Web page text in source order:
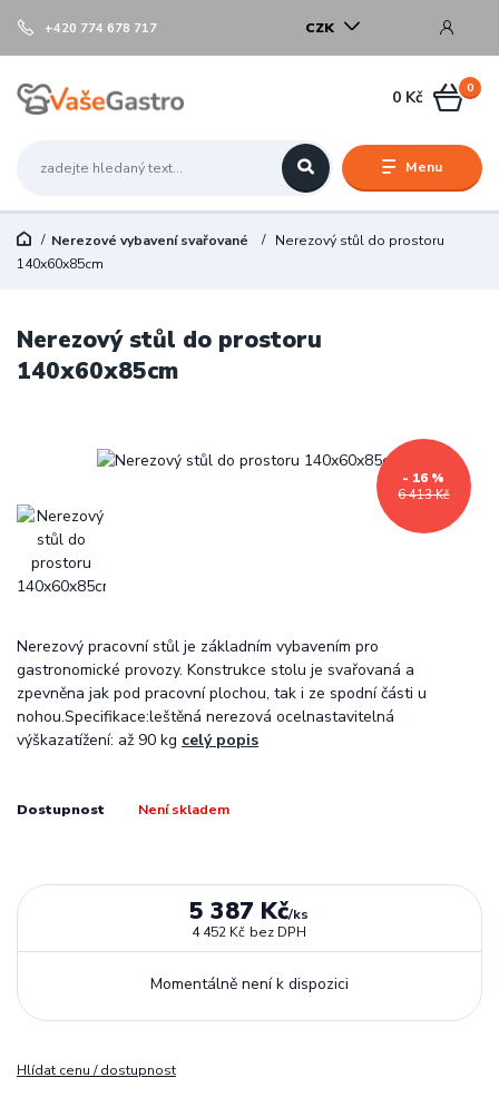
Menu
CZK
+420 774 678 717
0
0 Kč
Nerezové vybavení svařované
Nerezový stůl do prostoru
140x60x85cm
Nerezový stůl do prostoru
140x60x85cm
6 413 Kč
- 16 %
Nerezový pracovní stůl je základním vybavením pro
gastronomické provozy. Konstrukce stolu je svařovaná a
zpevněna jak pod pracovní plochou, tak i ze spodní části u
nohou.Specifikace:leštěná nerezová ocelnastavitelná
výškazatížení: až 90 kg celý popis
Dostupnost Není skladem
5 387 Kč/ks
4 452 Kč bez DPH
Momentálně není k dispozici
Hlídat cenu / dostupnost